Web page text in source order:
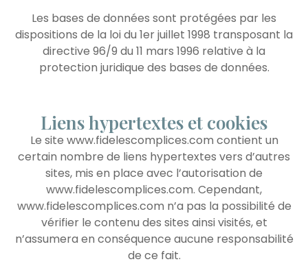
Les bases de données sont protégées par les
dispositions de la loi du 1er juillet 1998 transposant la
directive 96/9 du 11 mars 1996 relative à la
protection juridique des bases de données.
Liens hypertextes et cookies
Le site www.fidelescomplices.com contient un
certain nombre de liens hypertextes vers d’autres
sites, mis en place avec l’autorisation de
www.fidelescomplices.com. Cependant,
www.fidelescomplices.com n’a pas la possibilité de
vérifier le contenu des sites ainsi visités, et
n’assumera en conséquence aucune responsabilité
de ce fait.